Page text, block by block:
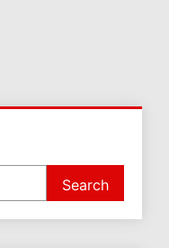
Search